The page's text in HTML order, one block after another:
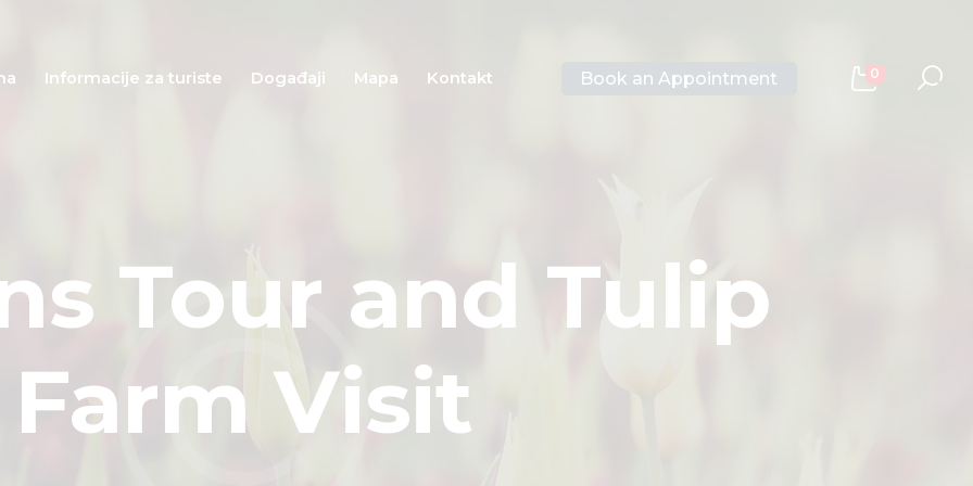
Informacije za turiste Događaji Mapa Kontakt Book an Appointment 0
Tour and Tulip
Farm Visit
Informacije za
Kontakt